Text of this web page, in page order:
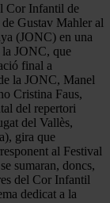
Cor Infantil de
de Gustav Mahler al
(JONC) en una
la JONC, que
final a
la JONC, Manel
Cristina Faus,
del repertori
del Vallès,
gira que
al Festival
sumaran, doncs,
del Cor Infantil
dedicat a la